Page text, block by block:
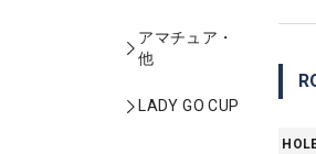
アマチュア・
他
LADY GO CUP